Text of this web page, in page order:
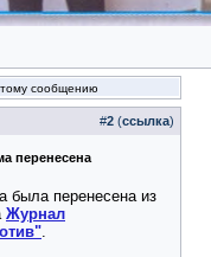
сообщению
#2 (ссылка)
перенесена
была перенесена из
Журнал
.